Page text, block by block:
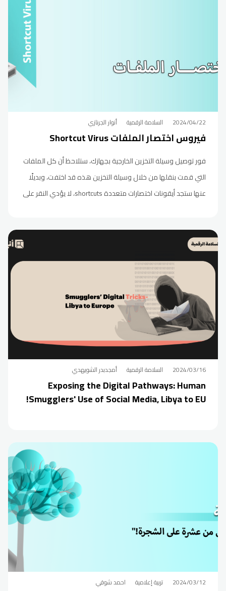
2024/04/22 السلامة الرقمية أنوار الجرنازي
فيروس اختصار الملفات Shortcut Virus
فور توصيل وسيلة التخزين الخارجية بجهازك، ستلاحظ أن كل الملفات
التي قمت بنقلها من خلال وسيلة التخزين هذه قد اختفت، وبديلًا
عنها ستجد أيقونات اختصارات متعددة shortcuts، لا يؤدي النقر على
2024/03/16 السلامة الرقمية أمجدبدر الشويهدي
Exposing the Digital Pathways: Human
Smugglers' Use of Social Media, Libya to EU!
2024/03/12 تربية إعلامية احمد شوقي